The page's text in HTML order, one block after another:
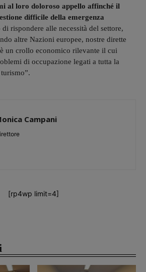
al loro doloroso appello affinché il
difficile della emergenza
rispondere alle necessità del settore,
altre Nazioni europee, nostre dirette
un crollo economico rilevante il cui
di occupazione legati a tutta la
Campani
[rp4wp limit=4]